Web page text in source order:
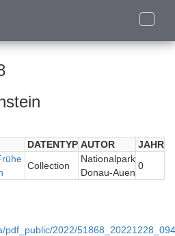
Toggle
DATENTYP AUTOR
JAHR
Collection
Nationalpark
Donau-Auen
0
pdf_public/2022/